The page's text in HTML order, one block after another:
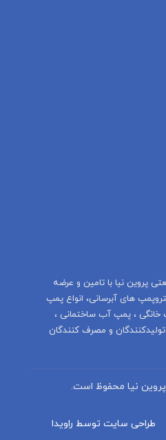
پروین نیا با تامين و عرضه
هاى آبرسانى، انواع پمپ
خانگی ، پمپ آب ساختمانی ،
و مصرف كنندگان
نیا محفوظ است.
طراحی سایت توسط راویدا